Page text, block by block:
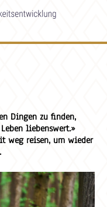
Dingen zu finden,
liebenswert.»
weg reisen, um wieder